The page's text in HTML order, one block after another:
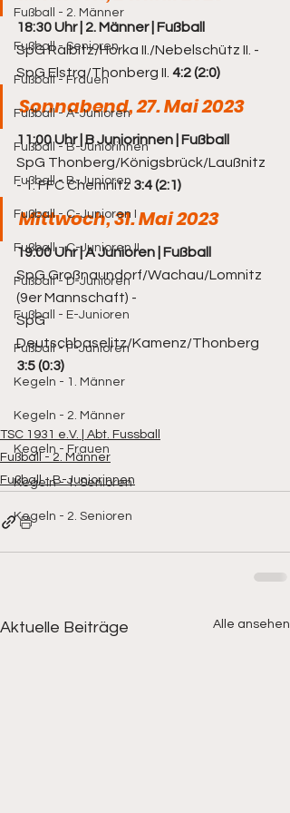
Fußball - 2. Männer
Fußball - Senioren
Fußball - Frauen
Fußball - A-Junioren
Fußball - B-Juniorinnen
Fußball - B-Junioren
Fußball - C-Junioren I
Fußball - C-Junioren II
Fußball - D-Junioren
Fußball - E-Junioren
Fußball - F-Junioren
Kegeln - 1. Männer
Kegeln - 2. Männer
Kegeln - Frauen
Kegeln - 1. Senioren
Kegeln - 2. Senioren
18:30 Uhr | 2. Männer | Fußball
SpG Ralbitz/Horka II./Nebelschütz II. -
SpG Elstra/Thonberg II. 4:2 (2:0)
Sonnabend, 27. Mai 2023
11:00 Uhr | B Juniorinnen | Fußball
SpG Thonberg/Königsbrück/Laußnitz
- 1. FFC Chemnitz 3:4 (2:1)
Mittwoch, 31. Mai 2023
19:00 Uhr | A Junioren | Fußball
SpG Großnaundorf/Wachau/Lomnitz
(9er Mannschaft) -
SpG
Deutschbaselitz/Kamenz/Thonberg
3:5 (0:3)
TSC 1931 e.V. | Abt. Fussball
Fußball - 2. Männer
Fußball - B-Juniorinnen
Aktuelle Beiträge Alle ansehen